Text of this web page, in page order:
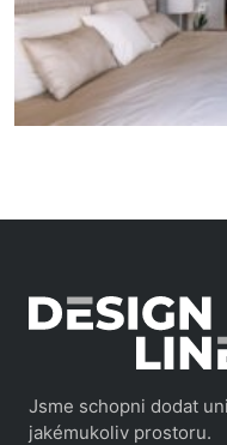
Jsme schopni dodat
jakémukoliv prostoru.